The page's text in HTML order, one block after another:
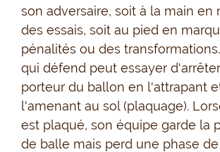
son adversaire, soit à la main en
des essais, soit au pied en
pénalités ou des
qui défend peut essayer
porteur du ballon en l'attrapant
l'amenant au sol (plaquage).
est plaqué, son équipe garde la
de balle mais perd une phase